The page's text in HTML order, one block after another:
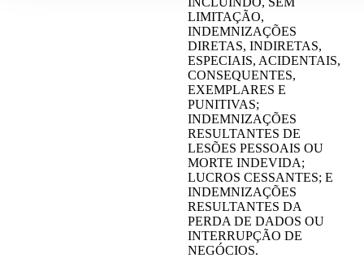
LIMITAÇÃO,
INDEMNIZAÇÕES
DIRETAS, INDIRETAS,
ESPECIAIS, ACIDENTAIS,
CONSEQUENTES,
EXEMPLARES E
PUNITIVAS;
INDEMNIZAÇÕES
RESULTANTES DE
LESÕES PESSOAIS OU
MORTE INDEVIDA;
LUCROS CESSANTES; E
INDEMNIZAÇÕES
RESULTANTES DA
PERDA DE DADOS OU
INTERRUPÇÃO DE
NEGÓCIOS.